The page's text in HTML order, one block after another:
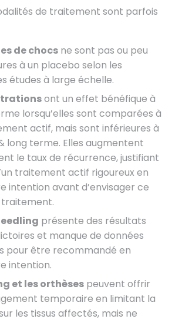
de traitement sont parfois
de chocs ne sont pas ou peu
à un placebo selon les
études à large échelle.
ont un effet bénéfique à
lorsqu’elles sont comparées à
actif, mais sont inférieures à
long terme. Elles augmentent
le taux de récurrence, justifiant
traitement actif rigoureux en
intention avant d’envisager ce
présente des résultats
et manque de données
pour être recommandé en
intention.
et les orthèses peuvent offrir
temporaire en limitant la
les tissus affectés, mais ne